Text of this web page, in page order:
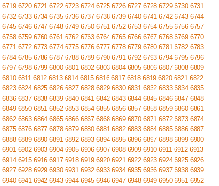
6719 6720 6721 6722 6723 6724 6725 6726 6727 6728 6729 6730 6731
6732 6733 6734 6735 6736 6737 6738 6739 6740 6741 6742 6743 6744
6745 6746 6747 6748 6749 6750 6751 6752 6753 6754 6755 6756 6757
6758 6759 6760 6761 6762 6763 6764 6765 6766 6767 6768 6769 6770
6771 6772 6773 6774 6775 6776 6777 6778 6779 6780 6781 6782 6783
6784 6785 6786 6787 6788 6789 6790 6791 6792 6793 6794 6795 6796
6797 6798 6799 6800 6801 6802 6803 6804 6805 6806 6807 6808 6809
6810 6811 6812 6813 6814 6815 6816 6817 6818 6819 6820 6821 6822
6823 6824 6825 6826 6827 6828 6829 6830 6831 6832 6833 6834 6835
6836 6837 6838 6839 6840 6841 6842 6843 6844 6845 6846 6847 6848
6849 6850 6851 6852 6853 6854 6855 6856 6857 6858 6859 6860 6861
6862 6863 6864 6865 6866 6867 6868 6869 6870 6871 6872 6873 6874
6875 6876 6877 6878 6879 6880 6881 6882 6883 6884 6885 6886 6887
6888 6889 6890 6891 6892 6893 6894 6895 6896 6897 6898 6899 6900
6901 6902 6903 6904 6905 6906 6907 6908 6909 6910 6911 6912 6913
6914 6915 6916 6917 6918 6919 6920 6921 6922 6923 6924 6925 6926
6927 6928 6929 6930 6931 6932 6933 6934 6935 6936 6937 6938 6939
6940 6941 6942 6943 6944 6945 6946 6947 6948 6949 6950 6951 6952